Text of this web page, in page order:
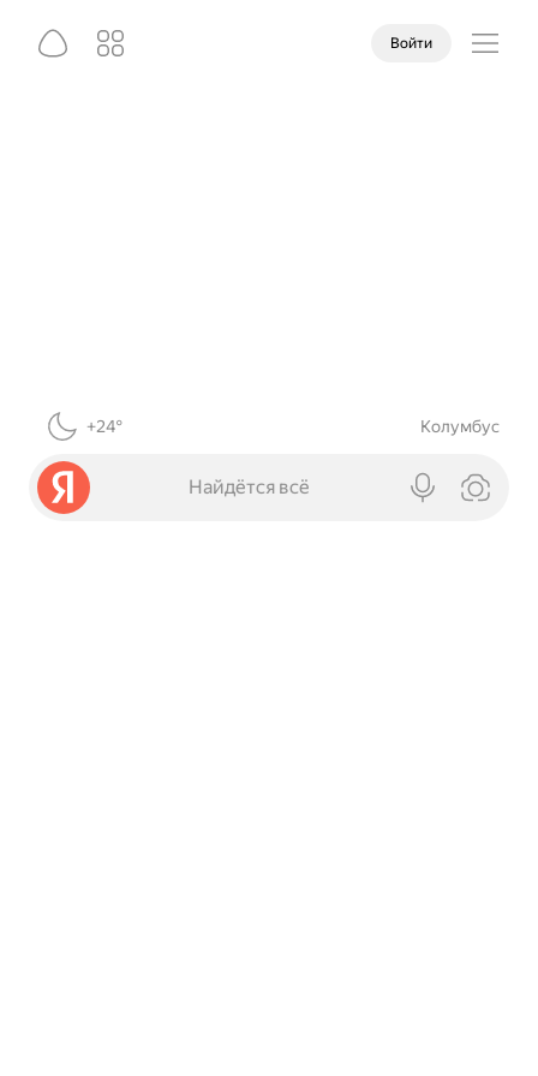
Войти
+24° Колумбус
Найдётся всё